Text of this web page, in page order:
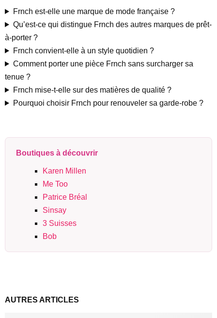
Frnch est-elle une marque de mode française ?
Qu’est-ce qui distingue Frnch des autres marques de prêt-
à-porter ?
Frnch convient-elle à un style quotidien ?
Comment porter une pièce Frnch sans surcharger sa
tenue ?
Frnch mise-t-elle sur des matières de qualité ?
Pourquoi choisir Frnch pour renouveler sa garde-robe ?
Boutiques à découvrir
Karen Millen
Me Too
Patrice Bréal
Sinsay
3 Suisses
Bob
AUTRES ARTICLES